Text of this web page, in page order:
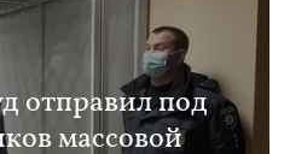
отправил под
массовой